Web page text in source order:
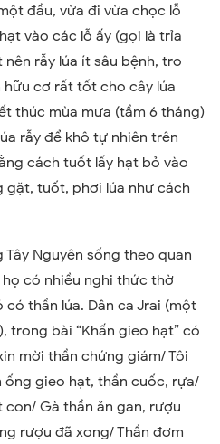
đầu, vừa đi vừa chọc lỗ
vào các lỗ ấy (gọi là trỉa
rẫy lúa ít sâu bệnh, tro
cơ rất tốt cho cây lúa
thúc mùa mưa (tầm 6 tháng)
rẫy để khô tự nhiên trên
cách tuốt lấy hạt bỏ vào
gặt, tuốt, phơi lúa như cách
Nguyên sống theo quan
họ có nhiều nghi thức thờ
thần lúa. Dân ca Jrai (một
trong bài “Khấn gieo hạt” có
mời thần chứng giám/ Tôi
ống gieo hạt, thần cuốc, rựa/
Gà thần ăn gan, rượu
rượu đã xong/ Thần đơm